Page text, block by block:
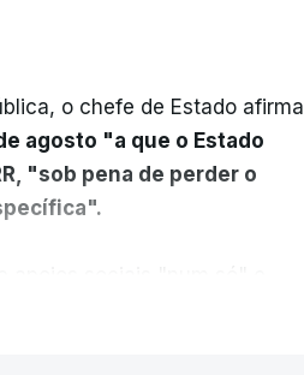
o chefe de Estado afirma
agosto "a que o Estado
"sob pena de perder o